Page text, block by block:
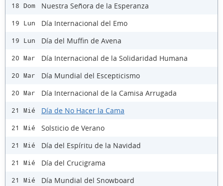
18 Dom Nuestra Señora de la Esperanza
19 Lun Día Internacional del Emo
19 Lun Día del Muffin de Avena
20 Mar Día Internacional de la Solidaridad Humana
20 Mar Día Mundial del Escepticismo
20 Mar Día Internacional de la Camisa Arrugada
21 Mié Día de No Hacer la Cama
21 Mié Solsticio de Verano
21 Mié Día del Espíritu de la Navidad
21 Mié Día del Crucigrama
21 Mié Día Mundial del Snowboard